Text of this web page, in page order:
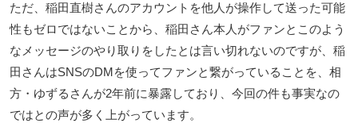
ただ、稲田直樹さんのアカウントを他人が操作して送った可能
性もゼロではないことから、稲田さん本人がファンとこのよう
なメッセージのやり取りをしたとは言い切れないのですが、稲
田さんはSNSのDMを使ってファンと繋がっていることを、相
方・ゆずるさんが2年前に暴露しており、今回の件も事実なの
ではとの声が多く上がっています。